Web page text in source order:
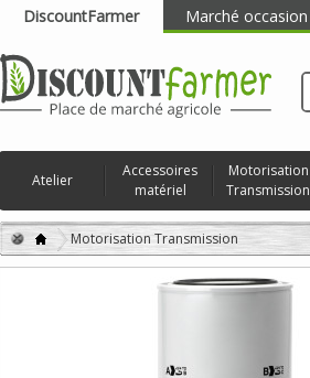
DiscountFarmer Marché occasion
RECHERCHER
Atelier
Accessoires
matériel
Motorisation
Transmission
Motorisation Transmission